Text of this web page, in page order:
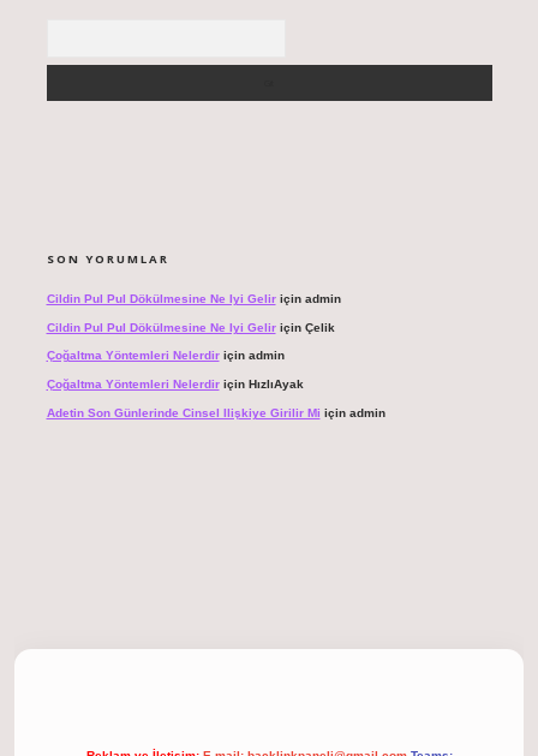
SON YORUMLAR
Cildin Pul Pul Dökülmesine Ne Iyi Geliriçin admin
Cildin Pul Pul Dökülmesine Ne Iyi Geliriçin Çelik
Çoğaltma Yöntemleri Nelerdiriçin admin
Çoğaltma Yöntemleri Nelerdiriçin HızlıAyak
Adetin Son Günlerinde Cinsel Ilişkiye Girilir Mi için admin